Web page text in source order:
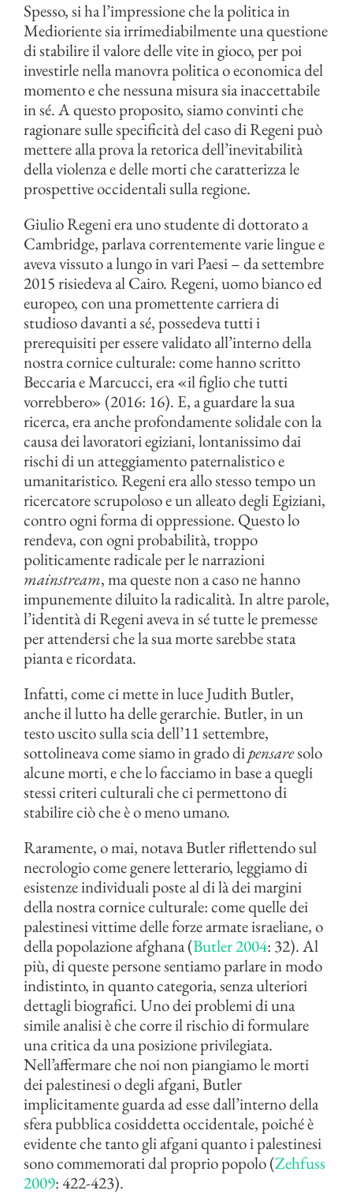
Spesso, si ha l’impressione che la politica in
Medioriente sia irrimediabilmente una questione
di stabilire il valore delle vite in gioco, per poi
investirle nella manovra politica o economica del
momento e che nessuna misura sia inaccettabile
in sé. A questo proposito, siamo convinti che
ragionare sulle specificità del caso di Regeni può
mettere alla prova la retorica dell’inevitabilità
della violenza e delle morti che caratterizza le
prospettive occidentali sulla regione.
Giulio Regeni era uno studente di dottorato a
Cambridge, parlava correntemente varie lingue e
aveva vissuto a lungo in vari Paesi – da settembre
2015 risiedeva al Cairo. Regeni, uomo bianco ed
europeo, con una promettente carriera di
studioso davanti a sé, possedeva tutti i
prerequisiti per essere validato all’interno della
nostra cornice culturale: come hanno scritto
Beccaria e Marcucci, era «il figlio che tutti
vorrebbero» (2016: 16). E, a guardare la sua
ricerca, era anche profondamente solidale con la
causa dei lavoratori egiziani, lontanissimo dai
rischi di un atteggiamento paternalistico e
umanitaristico. Regeni era allo stesso tempo un
ricercatore scrupoloso e un alleato degli Egiziani,
contro ogni forma di oppressione. Questo lo
rendeva, con ogni probabilità, troppo
politicamente radicale per le narrazioni
mainstream, ma queste non a caso ne hanno
impunemente diluito la radicalità. In altre parole,
l’identità di Regeni aveva in sé tutte le premesse
per attendersi che la sua morte sarebbe stata
pianta e ricordata.
Infatti, come ci mette in luce Judith Butler,
anche il lutto ha delle gerarchie. Butler, in un
testo uscito sulla scia dell’11 settembre,
sottolineava come siamo in grado dipensaresolo
alcune morti, e che lo facciamo in base a quegli
stessi criteri culturali che ci permettono di
stabilire ciò che è o meno umano.
Raramente, o mai, notava Butler riflettendo sul
necrologio come genere letterario, leggiamo di
esistenze individuali poste al di là dei margini
della nostra cornice culturale: come quelle dei
palestinesi vittime delle forze armate israeliane, o
della popolazione afghana (Butler 2004: 32). Al
più, di queste persone sentiamo parlare in modo
indistinto, in quanto categoria, senza ulteriori
dettagli biografici. Uno dei problemi di una
simile analisi è che corre il rischio di formulare
una critica da una posizione privilegiata.
Nell’affermare che noi non piangiamo le morti
dei palestinesi o degli afgani, Butler
implicitamente guarda ad esse dall’interno della
sfera pubblica cosiddetta occidentale, poiché è
evidente che tanto gli afgani quanto i palestinesi
sono commemorati dal proprio popolo (Zehfuss
2009: 422-423).